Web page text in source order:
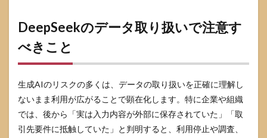
DeepSeekのデータ取り扱いで注意す
べきこと
生成AIのリスクの多くは、データの取り扱いを正確に理解し
ないまま利用が広がることで顕在化します。特に企業や組織
では、後から「実は入力内容が外部に保存されていた」「取
引先要件に抵触していた」と判明すると、利用停止や調査、